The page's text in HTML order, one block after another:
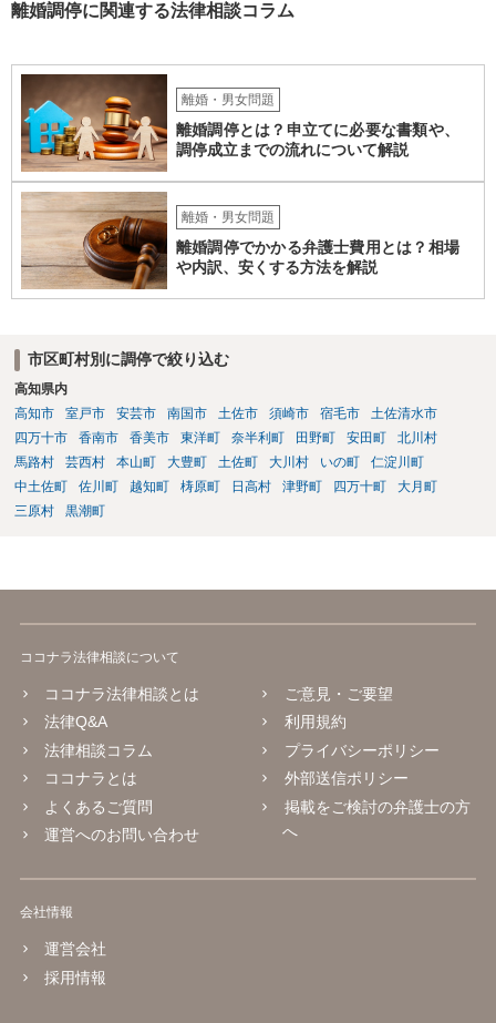
す。 ＞他の弁護士さんに再度依頼できるのでしょうか？ できます。た
離婚調停に関連する法律相談コラム
離婚・男女問題
離婚調停とは？申立てに必要な書類や、
調停成立までの流れについて解説
離婚・男女問題
離婚調停でかかる弁護士費用とは？相場
や内訳、安くする方法を解説
市区町村別に調停で絞り込む
高知県内
高知市
室戸市 安芸市 南国市 土佐市 須崎市 宿毛市
土佐清水市
四万十市
香南市 香美市 東洋町 奈半利町 田野町 安田町
北川村
馬路村
芸西村 本山町 大豊町 土佐町 大川村 いの町
仁淀川町
中土佐町
佐川町 越知町 梼原町 日高村 津野町 四万十町
大月町
三原村
黒潮町
ココナラ法律相談について
ココナラ法律相談とは
法律Q&A
法律相談コラム
ココナラとは
よくあるご質問
運営へのお問い合わせ
ご意見・ご要望
利用規約
プライバシーポリシー
外部送信ポリシー
掲載をご検討の弁護士の方
へ
会社情報
運営会社
採用情報